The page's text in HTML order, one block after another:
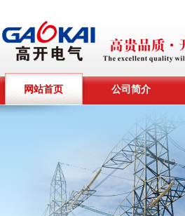
网站首页 公司简介